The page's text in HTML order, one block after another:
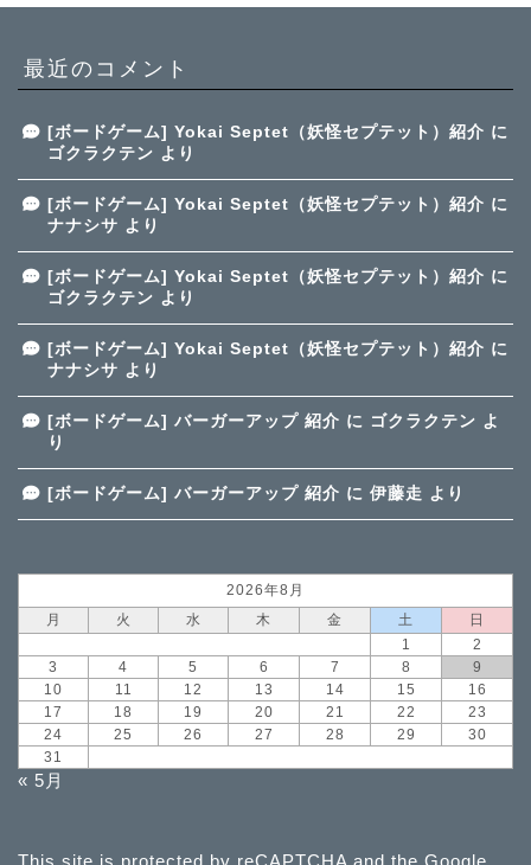
最近のコメント
[ボードゲーム] Yokai Septet（妖怪セプテット）紹介 に
ゴクラクテン より
[ボードゲーム] Yokai Septet（妖怪セプテット）紹介 に
ナナシサ より
[ボードゲーム] Yokai Septet（妖怪セプテット）紹介 に
ゴクラクテン より
[ボードゲーム] Yokai Septet（妖怪セプテット）紹介 に
ナナシサ より
[ボードゲーム] バーガーアップ 紹介 に ゴクラクテン よ
り
[ボードゲーム] バーガーアップ 紹介 に 伊藤走 より
2026年8月
月
火 水 木 金 土
日
1
2
3
4 5 6 7 8
9
10
11 12 13 14 15
16
17
18 19 20 21 22
23
24
25 26 27 28 29
30
31
« 5月
This site is protected by reCAPTCHA and the Google